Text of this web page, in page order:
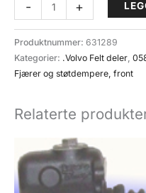
-
støtdemp.gummi
0(69-
025)
Volvo
antall
+
Produktnummer: 631289
Kategorier: .Volvo Felt deler
Fjærer og støtdempere, front
Relaterte